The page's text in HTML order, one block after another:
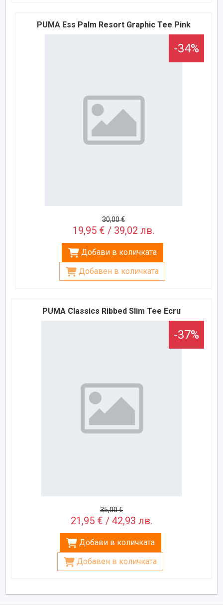
PUMA Ess Palm Resort Graphic Tee Pink
-34%
30,00 €
19,95 € / 39,02 лв.
Добави в количката
Добавен в количката
PUMA Classics Ribbed Slim Tee Еcru
-37%
35,00 €
21,95 € / 42,93 лв.
Добави в количката
Добавен в количката